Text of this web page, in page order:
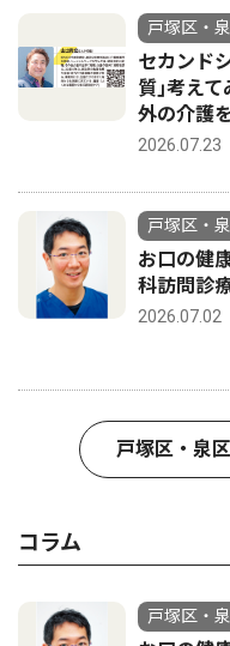
戸塚区・
セカンド
質｣考え
外の介護
2026.07.23
戸塚区・
お口の
科訪問診
2026.07.02
戸塚区・泉
コラム
戸塚区・